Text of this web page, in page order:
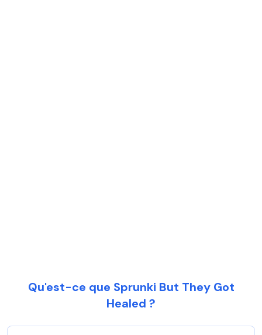
Qu'est-ce que Sprunki But They Got
Healed ?